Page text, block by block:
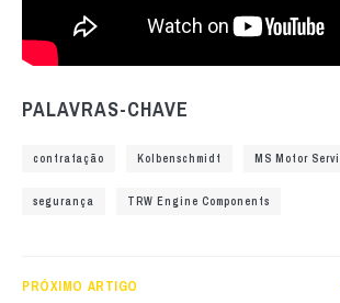
PALAVRAS-CHAVE
contrafação Kolbenschmidt MS Motor
segurança TRW Engine Components
PRÓXIMO ARTIGO